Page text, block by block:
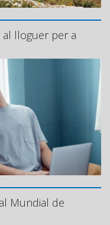
al lloguer per a
Mundial de